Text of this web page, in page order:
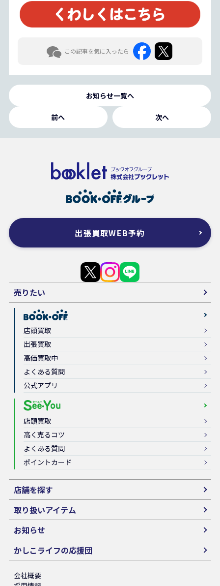
この記事を気に入ったら
お知らせ一覧へ
前へ 次へ
出張買取WEB予約
売りたい
店頭買取
出張買取
高価買取中
よくある質問
公式アプリ
店頭買取
高く売るコツ
よくある質問
ポイントカード
店舗を探す
取り扱いアイテム
お知らせ
かしこライフの応援団
会社概要